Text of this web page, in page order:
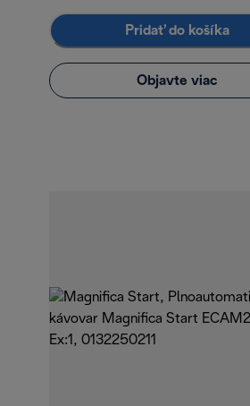
Pridať do košíka
Objavte viac